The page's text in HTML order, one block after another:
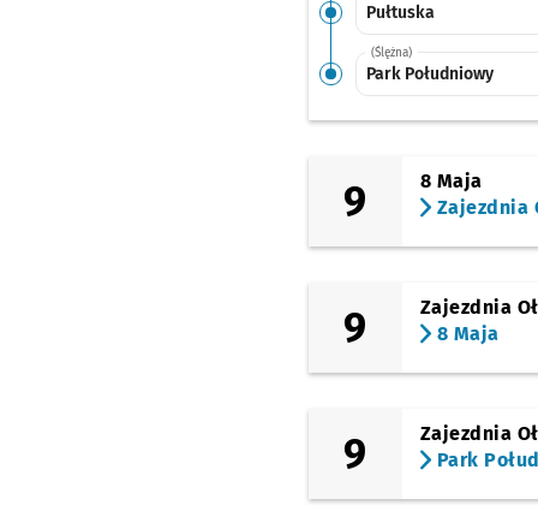
Pułtuska
(Ślężna)
Park Południowy
9
8 Maja
Zajezdnia
9
Zajezdnia
8 Maja
9
Zajezdnia
Park